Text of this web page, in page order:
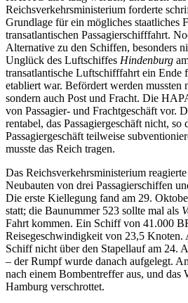
Reichsverkehrsministerium forderte
Grundlage für ein mögliches staatliches
transatlantischen Passagierschifffahrt.
Alternative zu den Schiffen, besonders
Unglück des Luftschiffes Hindenburg
transatlantische Luftschifffahrt ein Ende
etabliert war. Befördert werden mussten
sondern auch Post und Fracht. Die
von Passagier- und Frachtgeschäft vor.
rentabel, das Passagiergeschäft nicht, so
Passagiergeschäft teilweise
musste das Reich tragen.
Das Reichsverkehrsministerium
Neubauten von drei Passagierschiffen
Die erste Kiellegung fand am 29.
statt; die Baunummer 523 sollte mal als
Fahrt kommen. Ein Schiff von 41.000
Reisegeschwindigkeit von 23,5 Knoten.
Schiff nicht über den Stapellauf am 24.
– der Rumpf wurde danach aufgelegt.
nach einem Bombentreffer aus, und das
Hamburg verschrottet.